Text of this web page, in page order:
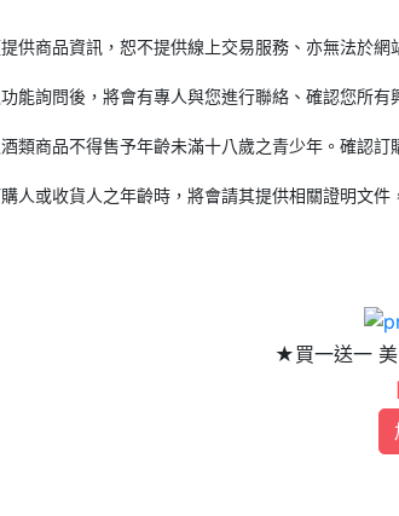
供商品資訊，恕不提供線上交易服務、亦無法於網
能詢問後，將會有專人與您進行聯絡、確認您所有
類商品不得售予年齡未滿十八歲之青少年。確認
人或收貨人之年齡時，將會請其提供相關證明文件
★買一送一 美